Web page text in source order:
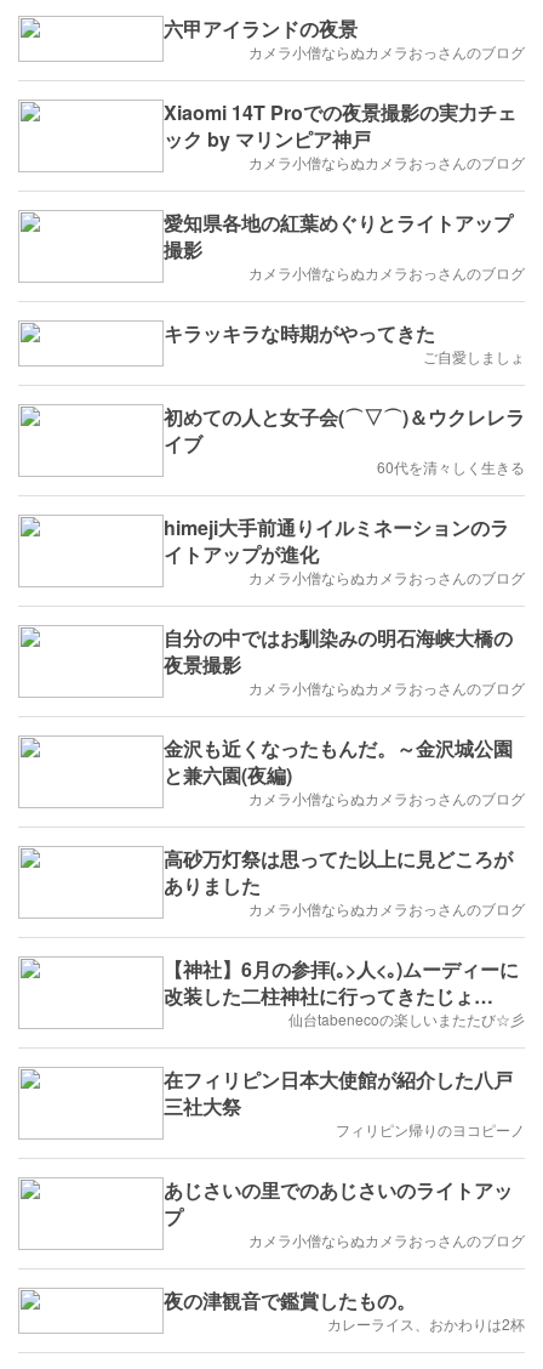
六甲アイランドの夜景
カメラ小僧ならぬカメラおっさんのブログ
Xiaomi 14T Proでの夜景撮影の実力チェ
ック by マリンピア神戸
カメラ小僧ならぬカメラおっさんのブログ
愛知県各地の紅葉めぐりとライトアップ
撮影
カメラ小僧ならぬカメラおっさんのブログ
キラッキラな時期がやってきた
ご自愛しましょ
初めての人と女子会(⌒▽⌒)＆ウクレレラ
イブ
60代を清々しく生きる
himeji大手前通りイルミネーションのラ
イトアップが進化
カメラ小僧ならぬカメラおっさんのブログ
自分の中ではお馴染みの明石海峡大橋の
夜景撮影
カメラ小僧ならぬカメラおっさんのブログ
金沢も近くなったもんだ。～金沢城公園
と兼六園(夜編)
カメラ小僧ならぬカメラおっさんのブログ
高砂万灯祭は思ってた以上に見どころが
ありました
カメラ小僧ならぬカメラおっさんのブログ
【神社】6月の参拝(｡>人<｡)ムーディーに
改装した二柱神社に行ってきたじょ
仙台tabenecoの楽しいまたたび☆彡
在フィリピン日本大使館が紹介した八戸
三社大祭
フィリピン帰りのヨコピーノ
あじさいの里でのあじさいのライトアッ
プ
カメラ小僧ならぬカメラおっさんのブログ
夜の津観音で鑑賞したもの。
カレーライス、おかわりは2杯